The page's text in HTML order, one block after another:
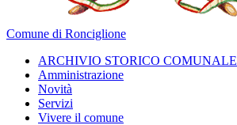
Comune di Ronciglione
ARCHIVIO STORICO COMUNALE
Amministrazione
Novità
Servizi
Vivere il comune